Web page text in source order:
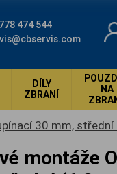
474 544
DÍLY
ZBRANÍ
NA
30 mm,